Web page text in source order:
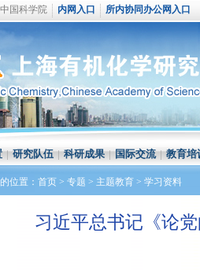
中国科学院 内网入口 所内协同办公网入口
| 研究队伍 | 科研成果 | 国际交流 | 教育培
位置： 首页 > 专题 > 主题教育 > 学习资料
习近平总书记《论